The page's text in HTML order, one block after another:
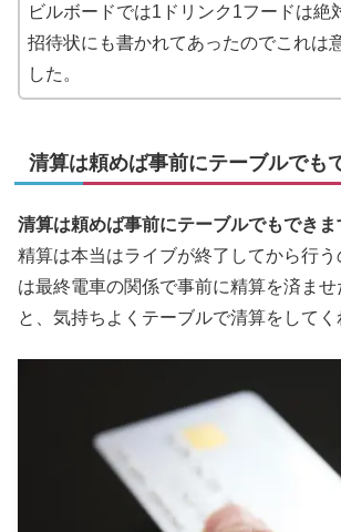
ビルボードでは1ドリンク1フードは絶
招待状にも書かれてあったのでこれは
した。
清算は頼めば事前にテーブルでも
清算は頼めば事前にテーブルでもできま
精算は本当はライブが終了してから行
は最終電車の関係で事前に精算を済ま
と、気持ちよくテーブルで清算をしてく